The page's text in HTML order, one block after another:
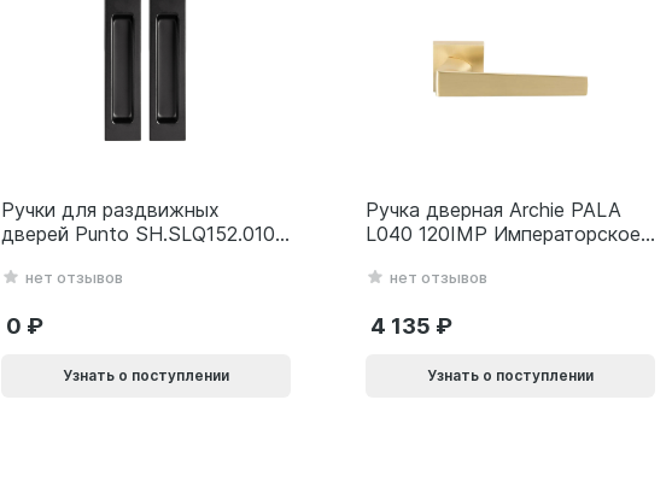
Ручки для раздвижных
дверей Punto SH.SLQ152.010
черный 61869
нет отзывов
0
Узнать о поступлении
Ручка дверная Archie PALA
L040 120IMP Императорское
нет отзывов
4 135
Узнать о поступлении